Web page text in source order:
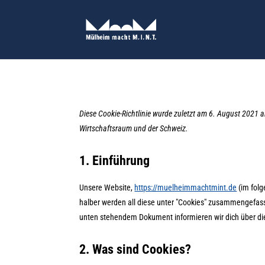
Diese Cookie-Richtlinie wurde zuletzt am 6. August
Wirtschaftsraum und der Schweiz.
1. Einführung
Unsere Website, https://muelheimmachtmint.de (im
halber werden all diese unter "Cookies"
unten stehendem Dokument informieren wir dich über
2. Was sind Cookies?